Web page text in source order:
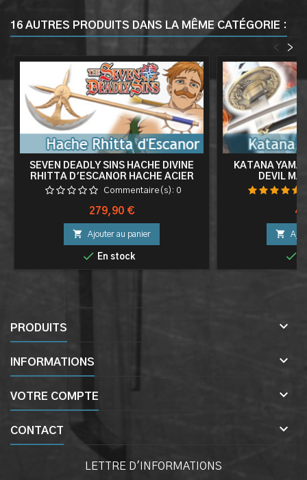
16 AUTRES PRODUITS DANS LA MÊME CATÉGORIE :
>
<
SEVEN DEADLY SINS HACHE DIVINE
RHITTA D'ESCANOR HACHE ACIER
DECORATION
Commentaire(s): 0
Prix
279,90 €
 Ajouter au panier
 En stock
KATANA
DEVIL


PRODUITS 
INFORMATIONS 
VOTRE COMPTE 
CONTACT 
LETTRE D'INFORMATIONS